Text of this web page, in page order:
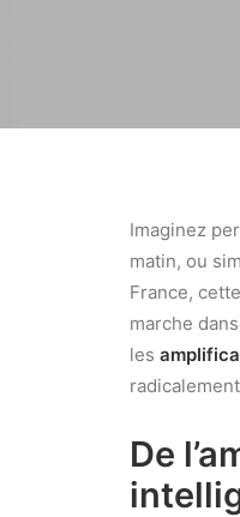
Imaginez
matin, ou
France,
marche
les
De